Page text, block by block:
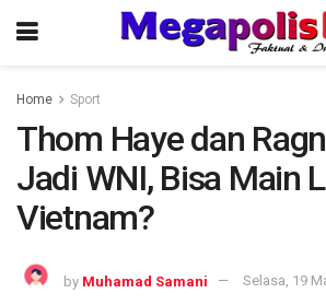
Home Sport
Thom Haye dan
Jadi WNI, Bisa Main
Vietnam?
by Muhamad Samani Selasa, 19